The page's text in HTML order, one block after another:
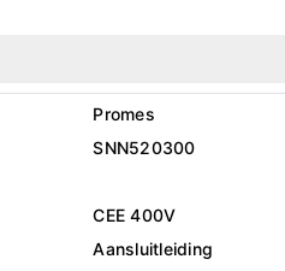
Promes
SNN520300
CEE 400V
Aansluitleiding